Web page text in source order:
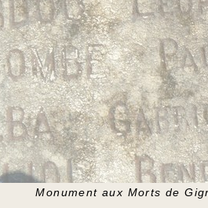
Monument aux Morts de